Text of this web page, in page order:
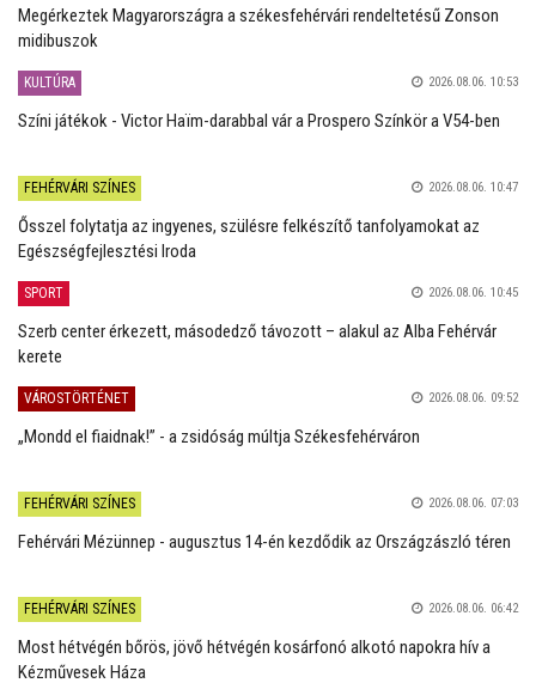
Megérkeztek Magyarországra a székesfehérvári rendeltetésű Zonson
midibuszok
KULTÚRA 2026.08.06. 10:53
Színi játékok - Victor Haïm-darabbal vár a Prospero Színkör a V54-ben
FEHÉRVÁRI SZÍNES 2026.08.06. 10:47
Ősszel folytatja az ingyenes, szülésre felkészítő tanfolyamokat az
Egészségfejlesztési Iroda
SPORT 2026.08.06. 10:45
Szerb center érkezett, másodedző távozott – alakul az Alba Fehérvár
kerete
VÁROSTÖRTÉNET 2026.08.06. 09:52
„Mondd el fiaidnak!” - a zsidóság múltja Székesfehérváron
FEHÉRVÁRI SZÍNES 2026.08.06. 07:03
Fehérvári Mézünnep - augusztus 14-én kezdődik az Országzászló téren
FEHÉRVÁRI SZÍNES 2026.08.06. 06:42
Most hétvégén bőrös, jövő hétvégén kosárfonó alkotó napokra hív a
Kézművesek Háza